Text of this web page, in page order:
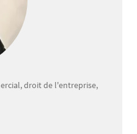
droit de l'entreprise,